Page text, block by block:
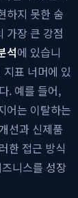
하지 못한 숨
가장 큰 강점
석에 있습니
표 너머에 있
. 예를 들어,
어는 이탈하는
선과 신제품
한 접근 방식
니스를 성장